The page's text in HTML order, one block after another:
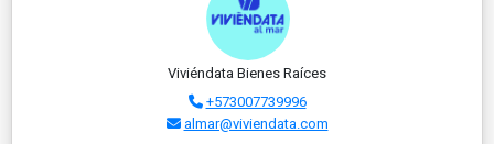
Viviéndata Bienes Raíces
+573007739996
almar@viviendata.com